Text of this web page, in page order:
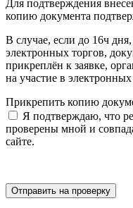
Для подтверждения
копию документа
В случае, если до 16ч
электронных торгов,
прикреплён к заявке,
на участие в электронных
Прикрепить копию
Я подтверждаю, что
проверены мной и
сайте.